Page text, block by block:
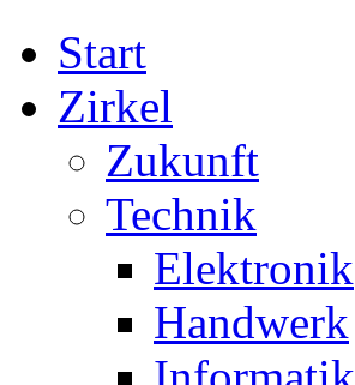
Start
Zirkel
Zukunft
Technik
Elektronik
Handwerk